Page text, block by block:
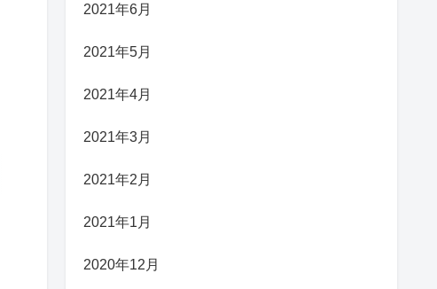
2021年6月
2021年5月
2021年4月
2021年3月
2021年2月
2021年1月
2020年12月